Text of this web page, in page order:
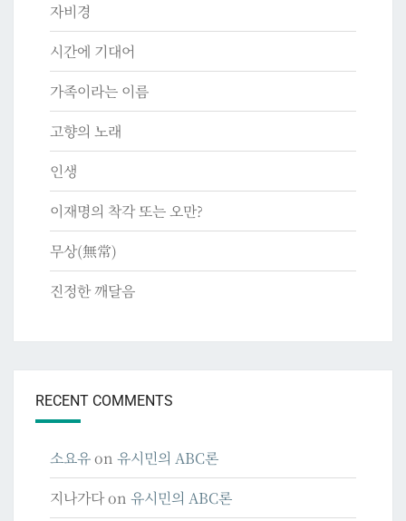
자비경
시간에 기대어
가족이라는 이름
고향의 노래
인생
이재명의 착각 또는 오만?
무상(無常)
진정한 깨달음
RECENT COMMENTS
소요유on 유시민의 ABC론
지나가다on 유시민의 ABC론